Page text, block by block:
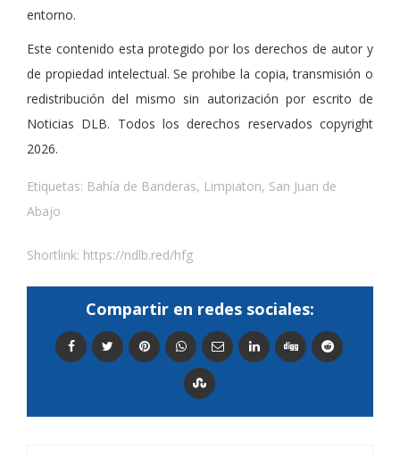
entorno.
Este contenido esta protegido por los derechos de autor y
de propiedad intelectual. Se prohibe la copia, transmisión o
redistribución del mismo sin autorización por escrito de
Noticias DLB. Todos los derechos reservados copyright
2026.
Etiquetas: Bahía de Banderas, Limpiaton, San Juan de
Abajo
Shortlink: https://ndlb.red/hfg
Compartir en redes sociales: